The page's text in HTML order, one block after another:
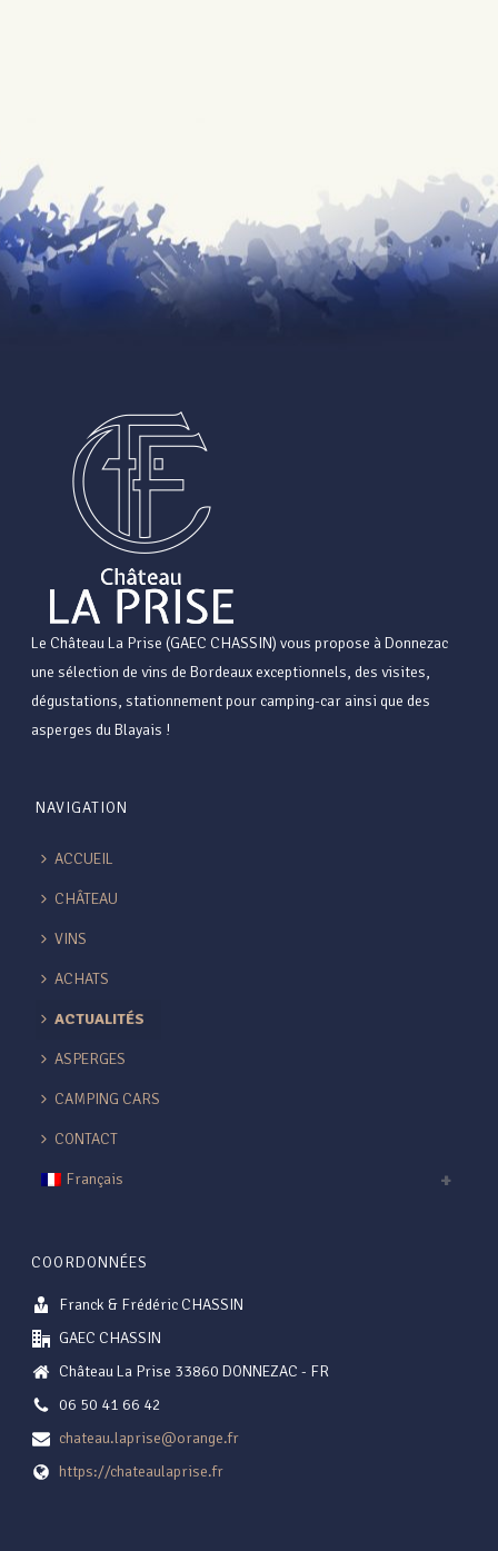
Le Château La Prise (GAEC CHASSIN) vous propose à Donnezac
une sélection de vins de Bordeaux exceptionnels, des visites,
dégustations, stationnement pour camping-car ainsi que des
asperges du Blayais !
NAVIGATION
ACCUEIL
CHÂTEAU
VINS
ACHATS
ACTUALITÉS
ASPERGES
CAMPING CARS
CONTACT
Français
COORDONNÉES
Franck & Frédéric CHASSIN
GAEC CHASSIN
Château La Prise 33860 DONNEZAC - FR
06 50 41 66 42
chateau.laprise@orange.fr
https://chateaulaprise.fr